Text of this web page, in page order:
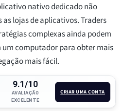
nativo dedicado não
lojas de aplicativos. Traders
complexas ainda podem
computador para obter mais
mais fácil.
9.1/10
AVALIAÇÃO
EXCELENTE
CRIAR UMA CONTA